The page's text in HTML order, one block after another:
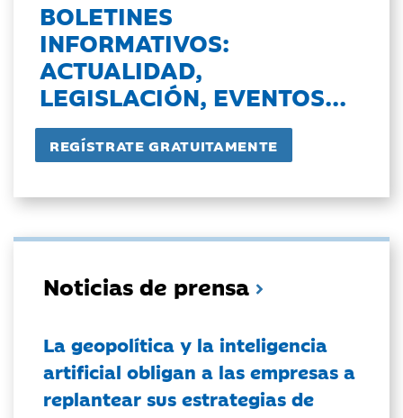
BOLETINES
INFORMATIVOS:
ACTUALIDAD,
LEGISLACIÓN, EVENTOS...
Noticias de prensa
La geopolítica y la inteligencia
artificial obligan a las empresas a
replantear sus estrategias de